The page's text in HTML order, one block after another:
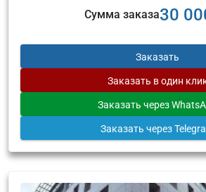
Сумма заказа30
Заказать
Заказать в один
Заказать через
Заказать через